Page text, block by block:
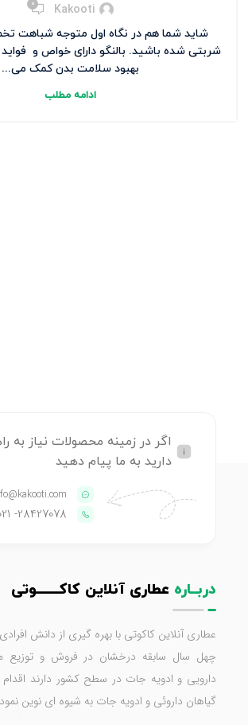
Kakooti
0
شاید شما هم در نگاه اول متوجه شباهت تخم
شربتی شده باشید. بالنگو دارای خواص و
بهبود سلامت بدن کمک می‌...
ادامه مطلب
اگر در زمینه محصولات نیاز به
دارید به ما پیام دهید
28427078
- 021
دربــاره عطاری آنلاین کاکـــــــوتی
عطاری آنلاین کاکوتی با بهره گیری از دانش
چهل سال سابقه درخشان در فروش و توزیع
دارویی و ادویه جات در سطح کشور دارند
گیاهان داروئی و ادویه جات به شیوه ای نوین